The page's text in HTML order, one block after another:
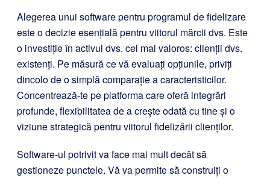
Alegerea unui software pentru programul de fidelizare
este o decizie esențială pentru viitorul mărcii dvs. Este
o investiție în activul dvs. cel mai valoros: clienții dvs.
existenți. Pe măsură ce vă evaluați opțiunile, priviți
dincolo de o simplă comparație a caracteristicilor.
Concentrează-te pe platforma care oferă integrări
profunde, flexibilitatea de a crește odată cu tine și o
viziune strategică pentru viitorul fidelizării clienților.
Software-ul potrivit va face mai mult decât să
gestioneze punctele. Vă va permite să construiți o